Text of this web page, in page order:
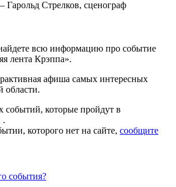
Гарольд Стрелков, сценограф
всю информацию про событие
лента Крэппа».
афиша самых интересных
области.
событий, которые пройдут в
.
которого нет на сайте, сообщите
события?